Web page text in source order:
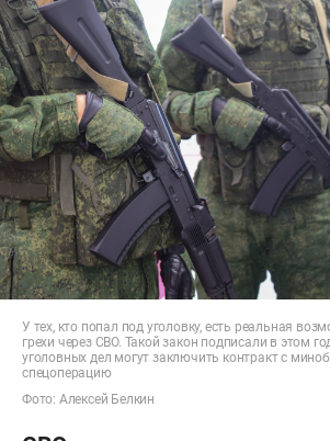
У тех, кто попал под уголовку, есть реальная
грехи через СВО. Такой закон подписали в этом
уголовных дел могут заключить контракт с
спецоперацию
Фото: Алексей Белкин